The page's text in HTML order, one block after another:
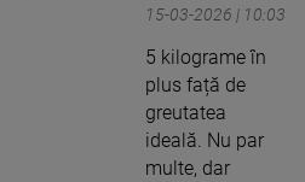
15-03-2026 | 10:03
5 kilograme în
plus față de
greutatea
ideală. Nu par
multe, dar